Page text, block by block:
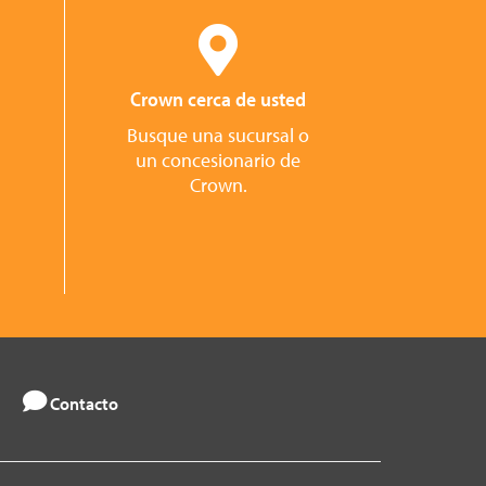
Crown cerca de usted
Busque una sucursal o
un concesionario de
Crown.
Contacto